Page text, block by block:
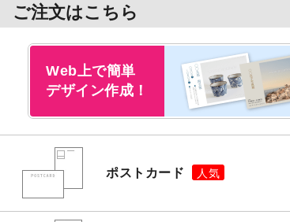
ご注文はこちら
Web上で簡単
デザイン作成！
ポストカード